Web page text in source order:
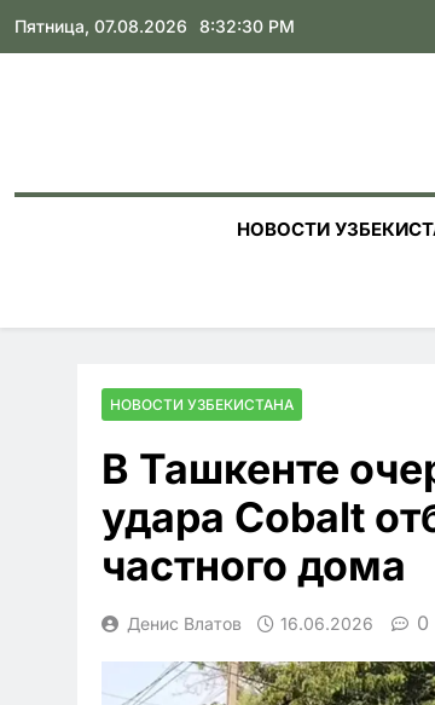
Skip
Пятница, 07.08.2026 8:32:31 PM
НОВОСТИ
НОВОСТИ УЗБЕКИСТАНА
В Ташкенте
удара Cobalt
частного дома
Денис Влатов 16.06.2026 0